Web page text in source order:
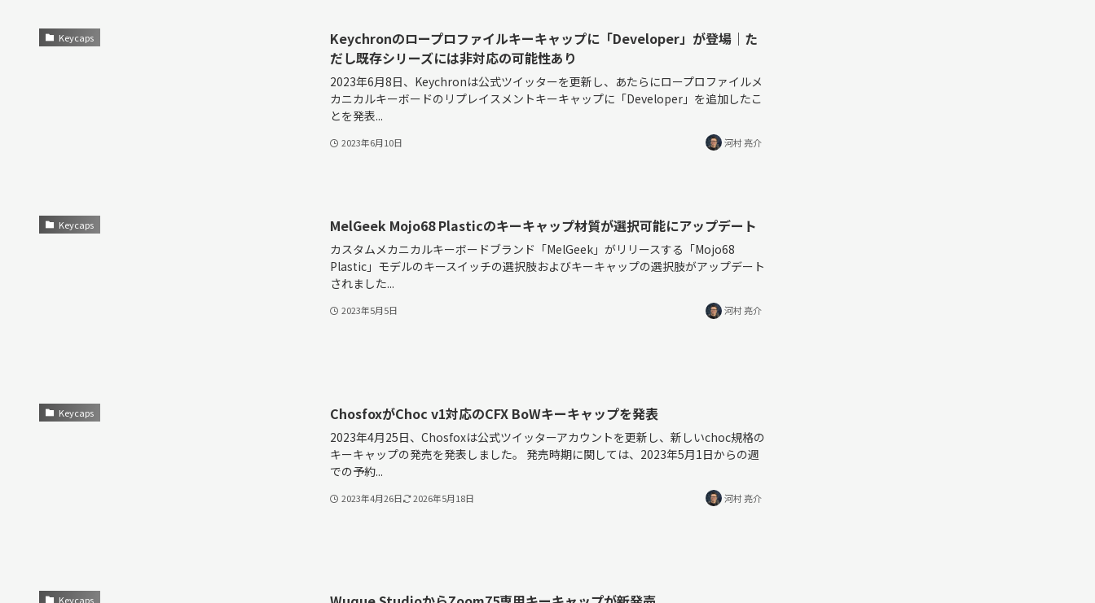
Keycaps
Keychronのロープロファイルキーキャップに「Developer」が登場｜た
だし既存シリーズには非対応の可能性あり
2023年6月8日、Keychronは公式ツイッターを更新し、あたらにロープロファイルメ
カニカルキーボードのリプレイスメントキーキャップに「Developer」を追加したこ
とを発表...
2023年6月10日 河村 亮介
Keycaps MelGeek Mojo68 Plasticのキーキャップ材質が選択可能にアップデート
カスタムメカニカルキーボードブランド「MelGeek」がリリースする「Mojo68
Plastic」モデルのキースイッチの選択肢およびキーキャップの選択肢がアップデート
されました...
2023年5月5日 河村 亮介
Keycaps ChosfoxがChoc v1対応のCFX BoWキーキャップを発表
2023年4月25日、Chosfoxは公式ツイッターアカウントを更新し、新しいchoc規格の
キーキャップの発売を発表しました。 発売時期に関しては、2023年5月1日からの週
での予約...
2023年4月26日 2026年5月18日 河村 亮介
Keycaps